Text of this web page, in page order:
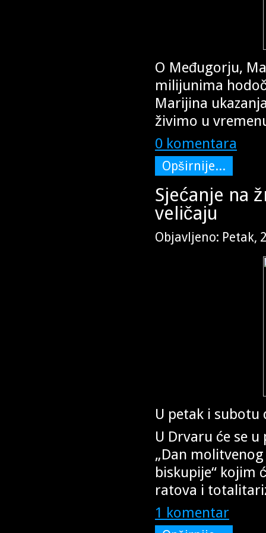
O Međugorju,
milijunima
Marijina
živimo u
0 komentara
Opširnije...
Sjećanje na
veličaju
Objavljeno: Petak,
U petak i subotu
U Drvaru će se
„Dan
biskupije“ kojim
ratova i
1 komentar